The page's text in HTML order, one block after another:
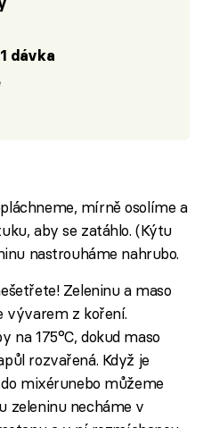
1 dávka
mírně osolíme a
aby se zatáhlo. (Kýtu
nastrouháme nahrubo.
Zeleninu a maso
vývarem z koření.
na 175°C, dokud maso
rozvařená. Když je
mixérunebo můžeme
zeleninu necháme v